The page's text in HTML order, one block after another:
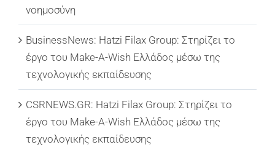
νοημοσύνη
BusinessNews: Hatzi Filax Group: Στηρίζει το
έργο του Make-A-Wish Ελλάδος μέσω της
τεχνολογικής εκπαίδευσης
CSRNEWS.GR: Hatzi Filax Group: Στηρίζει το
έργο του Make-A-Wish Ελλάδος μέσω της
τεχνολογικής εκπαίδευσης